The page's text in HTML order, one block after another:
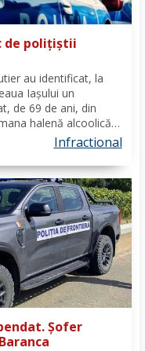
de polițiștii
au identificat, la
Iașului un
de 69 de ani, din
halenă alcoolică
valoarea rezultată
Infractional
Șofer